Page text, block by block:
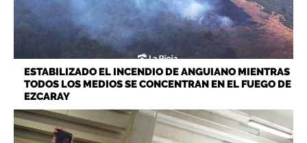
ESTABILIZADO EL INCENDIO DE ANGUIANO MIENTRAS
TODOS LOS MEDIOS SE CONCENTRAN EN EL FUEGO DE
EZCARAY